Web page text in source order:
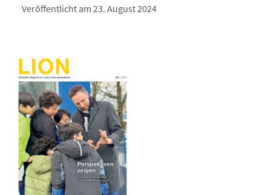
Veröffentlicht am 23. August 2024